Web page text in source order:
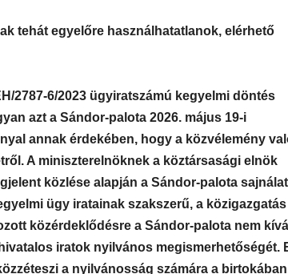
tehát egyelőre használhatatlanok, elérhető
2787-6/2023 ügyiratszámú kegyelmi döntés
azt a Sándor-palota 2026. május 19-i
annak érdekében, hogy a közvélemény
A miniszterelnöknek a köztársasági elnök
közlése alapján a Sándor-palota
ügy iratainak szakszerű, a közigazgatás
közérdeklődésre a Sándor-palota nem
iratok nyilvános megismerhetőségét.
a nyilvánosság számára a